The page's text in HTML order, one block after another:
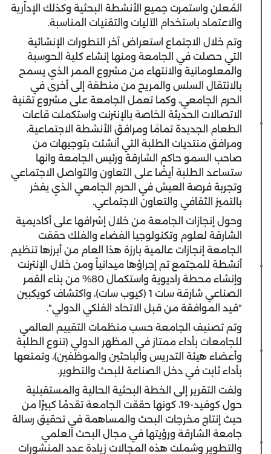
المُعلن واستمرت جميع الأنشطة البحثية وكذلك الإدارية
والاعتماد باستخدام الآليات والتقنيات المناسبة.
وتم خلال الاجتماع استعراض آخر التطورات الإنشائية
التي حصلت في الجامعة ومنها إنشاء كلية الحوسبة
والمعلوماتية والانتهاء من مشروع الممر الذي يسمح
بالانتقال السلس والمريح من منطقة إلى أخرى في
الحرم الجامعي، وكما تعمل الجامعة على مشروع تقنية
الاتصالات الحديثة الخاصة بالإنترنت واستكملت قاعات
الطعام الجديدة تمامًا ومرافق الأنشطة الاجتماعية،
ومرافق منتديات الطلبة التي أنشئت بتوجيهات من
صاحب السمو حاكم الشارقة ورئيس الجامعة وانها
ستساعد الطلبة أيضًا على التعاون والتواصل الاجتماعي
وتجربة فرصة العيش في الحرم الجامعي الذي يفخر
بالتميز الثقافي والتعاون الاجتماعي.
وحول إنجازات الجامعة من خلال إشرافها على أكاديمية
الشارقة لعلوم وتكنولوجيا الفضاء والفلك حققت
الجامعة إنجازات عالمية بارزة هذا العام من أبرزها تنظيم
أنشطة للمجتمع تم إجراؤها ميدانياً ومن خلال الإنترنت
وإنشاء محطة راديوية واستكمال 80% من بناء القمر
الصناعي شارقة سات 1 (كيوب سات)، واكتشاف كويكبين
"قيد الموافقة من قبل الاتحاد الفلكي الدولي".
وتم تصنيف الجامعة حسب منظمات التقييم العالمي
للجامعات بأداء ممتاز في المظهر الدولي (تنوع الطلبة
وأعضاء هيئة التدريس والباحثين والموظفين)، وتمتعها
بأداء ثابت في دخل الصناعة للبحث والتطوير.
ولفت التقرير إلى الخطة البحثية الحالية والمستقبلية
حول كوفيد-19، كونها حققت الجامعة تقدمًا كبيرًا من
حيث إنتاج مخرجات البحث والمساهمة في تحقيق رسالة
جامعة الشارقة ورؤيتها في مجال البحث العلمي
والتطوير وشملت هذه المجالات زيادة عدد المنشورات